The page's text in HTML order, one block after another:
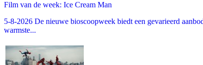
Film van de week: Ice Cream Man
5-8-2026 De nieuwe bioscoopweek biedt een gevarieerd
warmste...